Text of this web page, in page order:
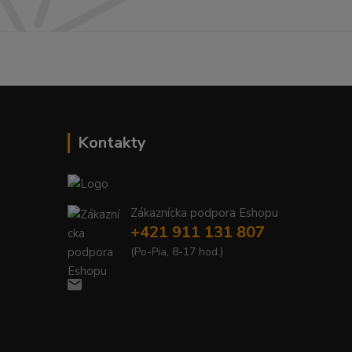
Kontakty
Zákaznícka podpora Eshopu
+421 911 131 807
(Po-Pia, 8-17 hod.)